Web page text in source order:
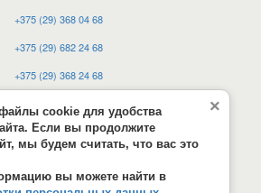
+375 (29) 368 04 68
+375 (29) 682 24 68
+375 (29) 368 24 68
e-mail:
vdmn12@mail.ru
Время работы:
Сб, вск: выходной.
×
cookie для удобства
Если вы продолжите
мы будем считать, что вас это
вы можете найти в